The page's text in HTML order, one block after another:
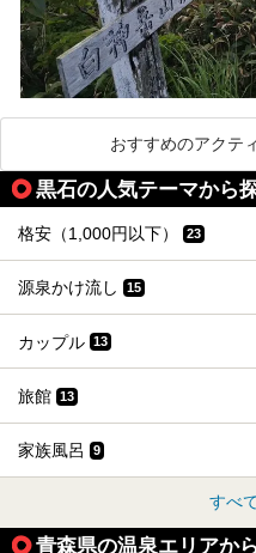
おすすめのアクテ
黒石の人気テーマから
格安（1,000円以下） 23
源泉かけ流し 15
カップル 13
旅館 13
家族風呂 9
すべ
青森県の温泉エリアか